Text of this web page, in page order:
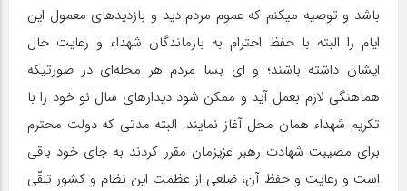
باشد و توصیه میکنم که عموم مردم دید و بازدیدهای معمول این
ایام را البته با حفظ احترام به بازماندگان شهداء و رعایت حال
ایشان داشته باشند؛ و ای بسا مردم هر محله‌ای در صورتیکه
هماهنگی لازم بعمل آید و ممکن شود دیدارهای سال نو خود را با
تکریم شهداء همان محل آغاز نمایند. البته مدتی که دولت محترم
برای مصیبت شهادت رهبر عزیزمان مقرر کردند به جای خود باقی
است و رعایت و حفظ آن، ضلعی از عظمت این نظام و کشور تلقّی